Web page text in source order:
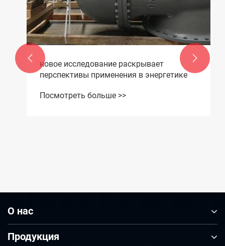
новое исследование раскрывает
перспективы применения в энергетике
Посмотреть больше >>
 
О нас
Продукция